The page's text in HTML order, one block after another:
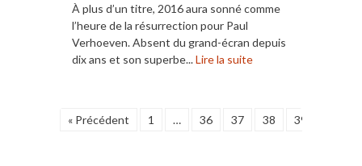
À plus d’un titre, 2016 aura sonné comme
l’heure de la résurrection pour Paul
Verhoeven. Absent du grand-écran depuis
dix ans et son superbe...Lire la suite
« Précédent 1 … 36 37 38 39